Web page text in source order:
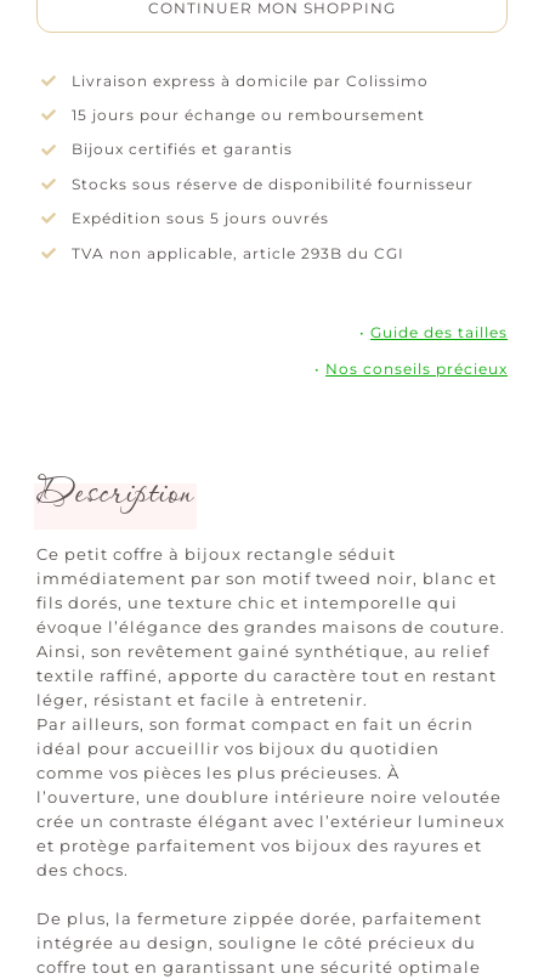
et
doré
CONTINUER MON SHOPPING
Livraison express à domicile par Colissimo
15 jours pour échange ou remboursement
Bijoux certifiés et garantis
Stocks sous réserve de disponibilité fournisseur
Expédition sous 5 jours ouvrés
TVA non applicable, article 293B du CGI
•Guide des tailles
• Nos conseils précieux
Description
Ce petit coffre à bijoux rectangle séduit
immédiatement par son motif tweed noir, blanc et
fils dorés, une texture chic et intemporelle qui
évoque l’élégance des grandes maisons de couture.
Ainsi, son revêtement gainé synthétique, au relief
textile raffiné, apporte du caractère tout en restant
léger, résistant et facile à entretenir.
Par ailleurs, son format compact en fait un écrin
idéal pour accueillir vos bijoux du quotidien
comme vos pièces les plus précieuses. À
l’ouverture, une doublure intérieure noire veloutée
crée un contraste élégant avec l’extérieur lumineux
et protège parfaitement vos bijoux des rayures et
des chocs.
De plus, la fermeture zippée dorée, parfaitement
intégrée au design, souligne le côté précieux du
coffre tout en garantissant une sécurité optimale